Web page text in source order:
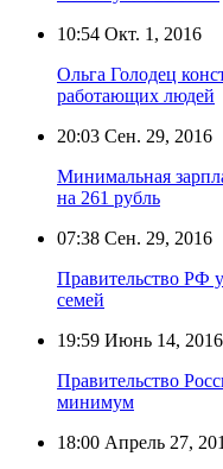
10:54 Окт. 1, 2016
Ольга Голодец
работающих людей
20:03 Сен. 29, 2016
Минимальная
на 261 рубль
07:38 Сен. 29, 2016
Правительство РФ
семей
19:59 Июнь 14, 2016
Правительство
минимум
18:00 Апрель 27,